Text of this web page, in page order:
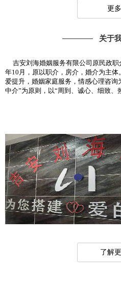
更多
关于
吉安刘海婚姻服务有限公司原民政职
年10月，原以职介，房介，婚介为主
爱提升，婚姻家庭服务，情感心理咨
中介”为原则，以“周到、诚心、细致、
了解